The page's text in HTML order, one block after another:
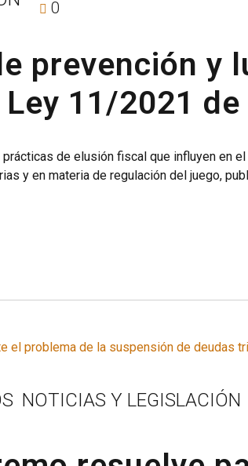
0
prevención y
11/2021
de elusión fiscal que influyen en
y en materia de regulación del juego,
NOTICIAS Y LEGISLACIÓN